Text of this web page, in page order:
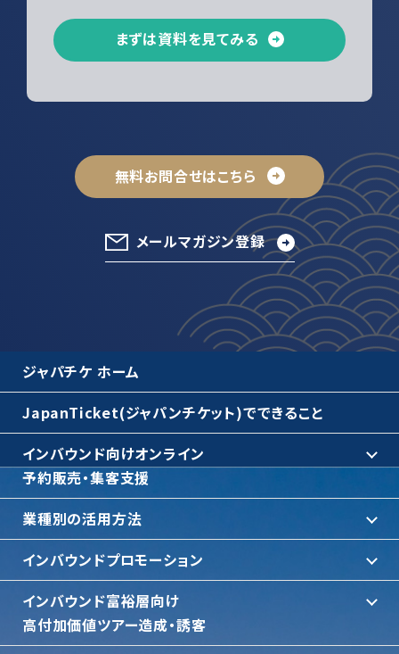
まずは資料を見てみる
無料お問合せはこちら
メールマガジン登録
ジャパチケ ホーム
JapanTicket(ジャパンチケット)でできること
インバウンド向けオンライン
予約販売・集客支援
業種別の活用方法
インバウンドプロモーション
インバウンド富裕層向け
⾼付加価値ツアー造成・誘客